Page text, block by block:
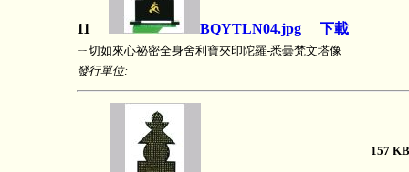
11 BQYTLN04.jpg 下載
ㄧ切如來心祕密全身舍利寶夾印陀羅-悉曇梵文塔像
發行單位:
157